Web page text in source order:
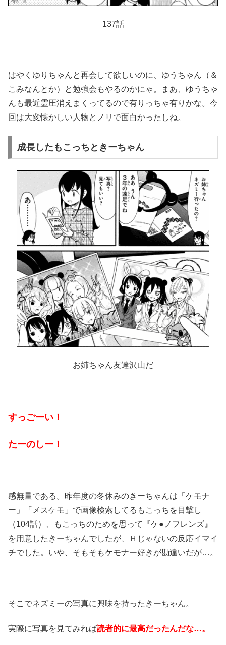
137話
はやくゆりちゃんと再会して欲しいのに、ゆうちゃん（＆
こみなんとか）と勉強会もやるのかにゃ。まあ、ゆうちゃ
んも最近霊圧消えまくってるので有りっちゃ有りかな。今
回は大変懐かしい人物とノリで面白かったしね。
成長したもこっちときーちゃん
お姉ちゃん友達沢山だ
すっごーい！
たーのしー！
感無量である。昨年度の冬休みのきーちゃんは「ケモナ
ー」「メスケモ」で画像検索してるもこっちを目撃し
（104話）、もこっちのためを思って『ケ●ノフレンズ』
を用意したきーちゃんでしたが、Ｈじゃないの反応イマイ
チでした。いや、そもそもケモナー好きが勘違いだが…。
そこでネズミーの写真に興味を持ったきーちゃん。
実際に写真を見てみれば読者的に最高だったんだな…。